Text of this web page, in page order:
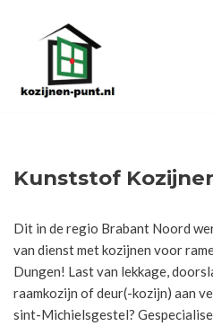
de
Kunststof
Dit in de regio Brabant Noord
van dienst met kozijnen voor
Dungen! Last van lekkage,
raamkozijn of deur(-kozijn) aan
sint-Michielsgestel?